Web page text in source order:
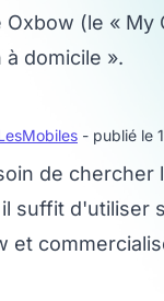
Oxbow (le « My
à domicile ».
- publié le
de chercher
suffit d'utiliser
et